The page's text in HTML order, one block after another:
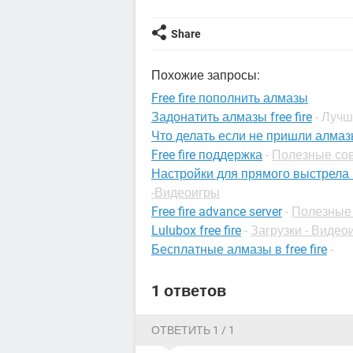
Share
Похожие запросы:
Free fire пополнить алмазы
Задонатить алмазы free fire -
Что делать если не пришли
Free fire поддержка - Полезные
Настройки для прямого выстрела
-Видеоигры
Free fire advance server -
Lulubox free fire - Загрузки -
Бесплатные алмазы в free fire -
1 ответов
ОТВЕТИТЬ 1 / 1